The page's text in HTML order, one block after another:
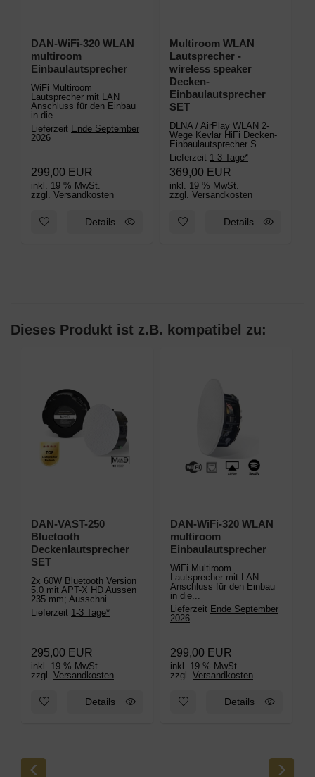
DAN-WiFi-320 WLAN
multiroom
Einbaulautsprecher
WiFi Multiroom
Lautsprecher mit LAN
Anschluss für den Einbau
in die...
Lieferzeit Ende September
2026
299,00 EUR
inkl. 19 % MwSt.
zzgl. Versandkosten
Zum Merkzettel hinzufügen: DAN-WiFi-320 WLAN multiroom
Details
Multiroom WLAN
Lautsprecher -
wireless speaker
Decken-
Einbaulautsprecher
SET
DLNA / AirPlay WLAN 2-
Wege Kevlar HiFi Decken-
Einbaulautsprecher S...
Lieferzeit 1-3 Tage*
369,00 EUR
inkl. 19 % MwSt.
zzgl. Versandkosten
Zum Merkzettel hinzufügen:
Details
Dieses Produkt ist z.B. kompatibel zu:
DAN-VAST-250
Bluetooth
Deckenlautsprecher
SET
2x 60W Bluetooth Version
5.0 mit APT-X HD Aussen
235 mm; Ausschni...
Lieferzeit 1-3 Tage*
295,00 EUR
inkl. 19 % MwSt.
zzgl. Versandkosten
Zum Merkzettel hinzufügen: DAN-VAST-250 Bluetooth
Details
DAN-WiFi-320 WLAN
multiroom
Einbaulautsprecher
WiFi Multiroom
Lautsprecher mit LAN
Anschluss für den Einbau
in die...
Lieferzeit Ende September
2026
299,00 EUR
inkl. 19 % MwSt.
zzgl. Versandkosten
Zum Merkzettel hinzufügen:
Details
‹ ›